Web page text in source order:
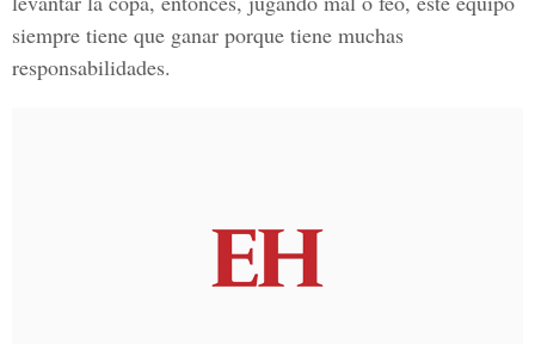
siempre tiene que ganar porque tiene muchas
responsabilidades.